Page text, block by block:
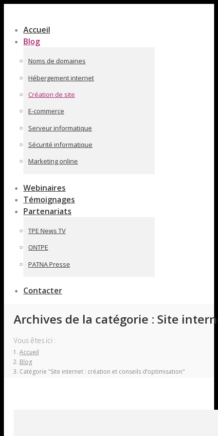
pleine
largeur
Accueil
Blog
Noms de domaines
Hébergement internet
Création de site
E-commerce
Serveur informatique
Sécurité informatique
Marketing online
Webinaires
Témoignages
Partenariats
TPE News TV
ONTPE
PATNA Presse
Contacter
Archives de la catégorie : Site
Vous êtes ici :
Accueil
Blog
Catégorie "Site internet : création et conseils d’optimisation"